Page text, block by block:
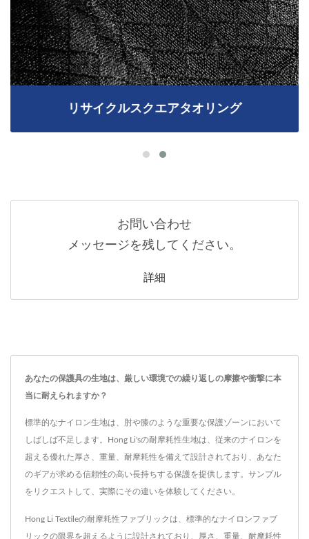
リサイクルスクエアタオリング
お問い合わせ
メッセージを残してください。
詳細
あなたの保護具の生地は、厳しい環境での繰り返しの摩擦や衝撃に本
当に耐えられますか？
標準的なナイロン生地は、肘や膝のような重要な保護ゾーンにおいて
しばしば不足します。Hong Li'sの耐摩耗性生地は、従来のナイロンを
超える優れた厚さ、重量、耐摩耗性を備えて設計されており、あなた
のギアが求める信頼性の高い長持ちする保護を提供します。サンプル
をリクエストして、実際にその違いを体験してください。
Hong Li Textileの耐摩耗性ファブリックは、標準的なナイロンファブ
リックの限界を超えるように設計されており、厚さ、重量、耐摩耗性